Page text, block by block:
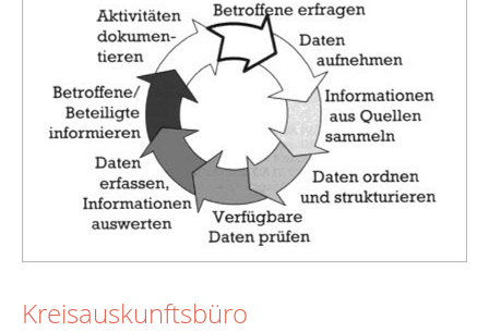
Kreisauskunftsbüro